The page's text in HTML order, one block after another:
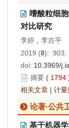
嗜酸粒细
对比研究
李婷，李吉平
2019 (8): 903.
doi: 10.3969/
摘要 ( 1794
相关文章 | 计量
论著·公共
基于机器